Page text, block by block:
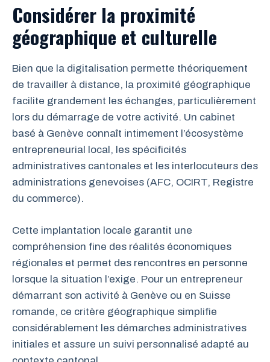
Considérer la proximité
géographique et culturelle
Bien que la digitalisation permette théoriquement
de travailler à distance, la proximité géographique
facilite grandement les échanges, particulièrement
lors du démarrage de votre activité. Un cabinet
basé à Genève connaît intimement l’écosystème
entrepreneurial local, les spécificités
administratives cantonales et les interlocuteurs des
administrations genevoises (AFC, OCIRT, Registre
du commerce).
Cette implantation locale garantit une
compréhension fine des réalités économiques
régionales et permet des rencontres en personne
lorsque la situation l’exige. Pour un entrepreneur
démarrant son activité à Genève ou en Suisse
romande, ce critère géographique simplifie
considérablement les démarches administratives
initiales et assure un suivi personnalisé adapté au